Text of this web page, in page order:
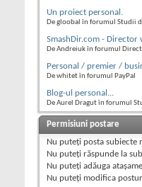
Un proiect personal.
De gloobal în forumul Studii
SmashDir.com - Director
De Andreiuk în forumul
Personal / premier /
De whitet în forumul PayPal
Blog-ul personal...
De Aurel Dragut în forumul
Permisiuni postare
Nu puteţi posta subiecte
Nu puteţi răspunde la
Nu puteţi adăuga
Nu puteţi modifica